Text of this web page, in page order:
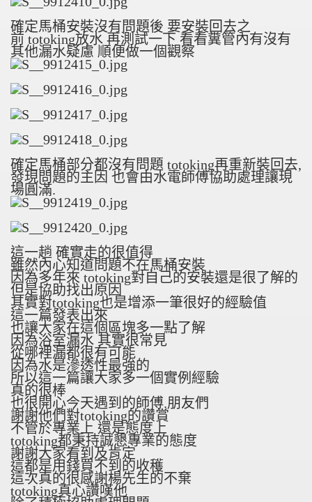
確定馬桶安裝沒有問題後 要安裝回去之
前 totoking放水 再測試一下 看看糞管內有沒有
其他漏水疑慮 順便做一個觀察
確定馬桶部分都沒有問題 totoking再重新裝回去,
發現問題的主因 也會由水電師傅協助處理讓現
場圓滿.
這一趟 確實走的很值得
雖然內心知道問題不在馬桶安裝
因為多年來 totoking對自己的安裝還是很了解的
但是協助找出原因
其實對totoking也是增添一筆很好的經驗值
這一篇發表出來
也讓大家在這個區塊多一點了解
因為浴室漏水 其實很常見
從哪裡漏都很有可能
因為水是滲透性最強的
所以這一篇讓大家多一個實例經驗
真的很棒
也很開心今天遇到的師傅.朋友們
謝謝他們對totoking的讚賞
不管於專業上 還是態度上
totoking都秉持誠懇專業的態度
謝謝大家看到及肯定
這都是用錢買不到的收穫
這次真的很感謝楊先生的不棄
totoking真心讚嘆他